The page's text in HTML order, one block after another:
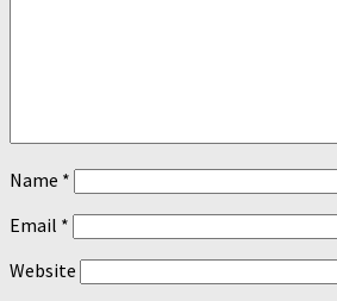
Name *
Email *
Website